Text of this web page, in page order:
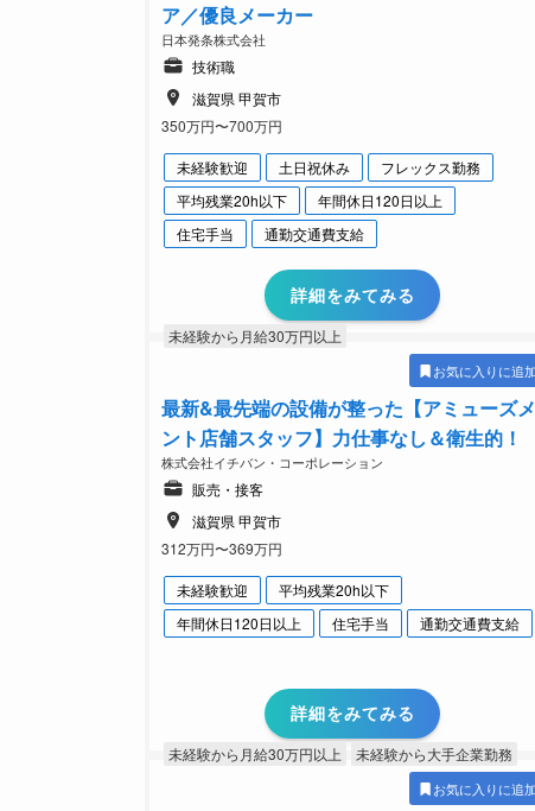
ア／優良メーカー
日本発条株式会社
技術職
滋賀県 甲賀市
350万円〜700万円
未経験歓迎 土日祝休み
フレックス勤務
平均残業20h以下
年間休日120日以上
住宅手当
通勤交通費支給
詳細をみてみる
未経験から月給30万円以上
お気に入りに追加
最新&最先端の設備が整った【アミューズメ
ント店舗スタッフ】力仕事なし＆衛生的！
株式会社イチバン・コーポレーション
販売・接客
滋賀県 甲賀市
312万円〜369万円
未経験歓迎
平均残業20h以下
年間休日120日以上
住宅手当 通勤交通費支給
詳細をみてみる
未経験から月給30万円以上 未経験から大手企業勤務
お気に入りに追加